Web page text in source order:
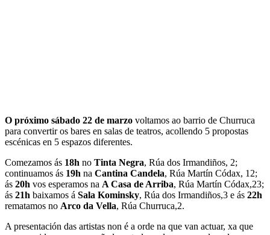
O próximo sábado 22 de marzo voltamos ao barrio de Churruca
para convertir os bares en salas de teatros, acollendo 5 propostas
escénicas en 5 espazos diferentes.
Comezamos ás 18h no Tinta Negra, Rúa dos Irmandiños, 2;
continuamos ás 19h na Cantina Candela, Rúa Martín Códax, 12;
ás 20h vos esperamos na A Casa de Arriba, Rúa Martín Códax,23;
ás 21h baixamos á Sala Kominsky, Rúa dos Irmandiños,3 e ás 22h
rematamos no Arco da Vella, Rúa Churruca,2.
A presentación das artistas non é a orde na que van actuar, xa que